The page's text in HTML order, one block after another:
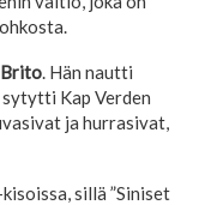
. Hän nautti
Kap Verden
ja hurrasivat,
sillä ”Siniset